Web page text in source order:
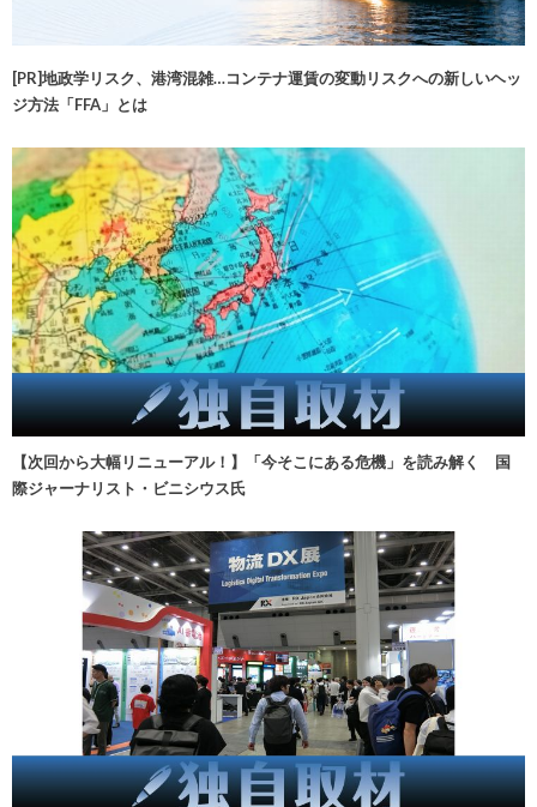
[PR]地政学リスク、港湾混雑…コンテナ運賃の変動リスクへの新しいヘッ
ジ方法「FFA」とは
【次回から大幅リニューアル！】「今そこにある危機」を読み解く 国
際ジャーナリスト・ビニシウス氏